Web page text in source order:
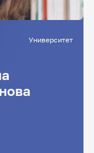
Университет